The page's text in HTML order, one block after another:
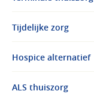
Tijdelijke zorg
Hospice alternatief
ALS thuiszorg